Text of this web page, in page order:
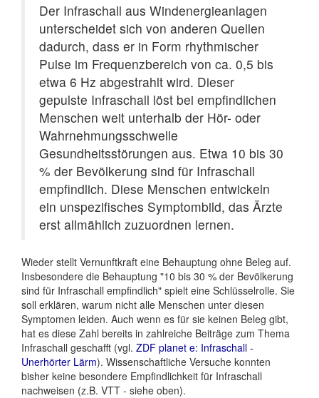
Der Infraschall aus Windenergieanlagen
unterscheidet sich von anderen Quellen
dadurch, dass er in Form rhythmischer
Pulse im Frequenzbereich von ca. 0,5 bis
etwa 6 Hz abgestrahlt wird. Dieser
gepulste Infraschall löst bei empfindlichen
Menschen weit unterhalb der Hör- oder
Wahrnehmungsschwelle
Gesundheitsstörungen aus. Etwa 10 bis 30
% der Bevölkerung sind für Infraschall
empfindlich. Diese Menschen entwickeln
ein unspezifisches Symptombild, das Ärzte
erst allmählich zuzuordnen lernen.
Wieder stellt Vernunftkraft eine Behauptung ohne Beleg auf.
Insbesondere die Behauptung "10 bis 30 % der Bevölkerung
sind für Infraschall empfindlich" spielt eine Schlüsselrolle. Sie
soll erklären, warum nicht alle Menschen unter diesen
Symptomen leiden. Auch wenn es für sie keinen Beleg gibt,
hat es diese Zahl bereits in zahlreiche Beiträge zum Thema
Infraschall geschafft (vgl. ZDF planet e: Infraschall -
Unerhörter Lärm). Wissenschaftliche Versuche konnten
bisher keine besondere Empfindlichkeit für Infraschall
nachweisen (z.B. VTT - siehe oben).